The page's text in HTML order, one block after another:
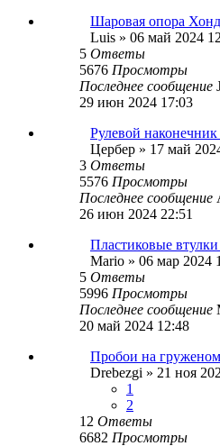
Шаровая опора
Luis » 06 май 2024
5 Ответы
5676 Просмотры
Последнее сообщение
29 июн 2024 17:03
Рулевой
Цербер » 17 май
3 Ответы
5576 Просмотры
Последнее сообщение
26 июн 2024 22:51
Пластиковые
Mario » 06 мар 2024
5 Ответы
5996 Просмотры
Последнее сообщение
20 май 2024 12:48
Пробои на
Drebezgi » 21 ноя
1
2
12 Ответы
6682 Просмотры